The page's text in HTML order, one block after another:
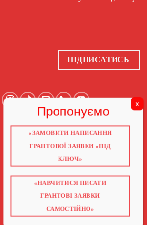
ПІДПИСАТИСЬ
ГОЛОВНА
ГРАНТИ 2026
НАВЧАННЯ
КНИГИ
ВІДЕО ПРО ГРАНТИ
«ЗАМОВИТИ НАПИСАННЯ
ГРАНТОВОЇ ЗАЯВКИ «ПІД
КЛЮЧ»
«НАВЧИТИСЯ ПИСАТИ
ГРАНТОВІ ЗАЯВКИ
САМОСТІЙНО»